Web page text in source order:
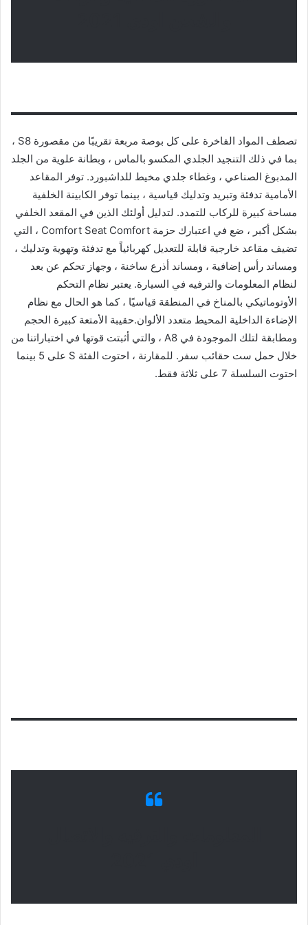
تصطف المواد الفاخرة على كل بوصة مربعة تقريبًا من مقصورة S8 ،
بما في ذلك التنجيد الجلدي المكسو بالماس ، وبطانة علوية من الجلد
المدبوغ الصناعي ، وغطاء جلدي مخيط للداشبورد. توفر المقاعد
الأمامية تدفئة وتبريد وتدليك قياسية ، بينما توفر الكابينة الخلفية
مساحة كبيرة للركاب للتمدد. لتدليل أولئك الذين في المقعد الخلفي
بشكل أكبر ، ضع في اعتبارك حزمة Comfort Seat Comfort ، التي
تضيف مقاعد خارجية قابلة للتعديل كهربائياً مع تدفئة وتهوية وتدليك ،
ومساند رأس إضافية ، ومساند أذرع ساخنة ، وجهاز تحكم عن بعد
لنظام المعلومات والترفيه في السيارة. يعتبر نظام التحكم
الأوتوماتيكي بالمناخ في المنطقة قياسيًا ، كما هو الحال مع نظام
الإضاءة الداخلية المحيط متعدد الألوان.حقيبة الأمتعة كبيرة الحجم
ومطابقة لتلك الموجودة في A8 ، والتي أثبتت قوتها في اختباراتنا من
خلال حمل ست حقائب سفر. للمقارنة ، احتوت الفئة S على 5 بينما
احتوت السلسلة 7 على ثلاثة فقط.